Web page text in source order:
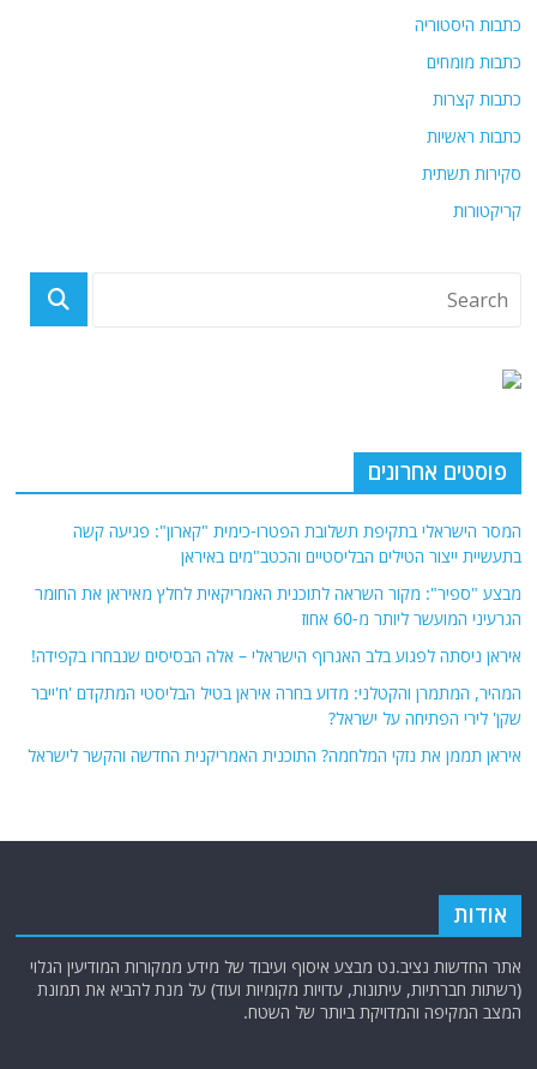
כתבות היסטוריה
כתבות מומחים
כתבות קצרות
כתבות ראשיות
סקירות תשתית
קריקטורות
פוסטים אחרונים
המסר הישראלי בתקיפת תשלובת הפטרו-כימית "קארון": פגיעה קשה
בתעשיית ייצור הטילים הבליסטיים והכטב"מים באיראן
מבצע "ספיר": מקור השראה לתוכנית האמריקאית לחלץ מאיראן את החומר
הגרעיני המועשר ליותר מ-60 אחוז
איראן ניסתה לפגוע בלב האגרוף הישראלי – אלה הבסיסים שנבחרו בקפידה!
המהיר, המתמרן והקטלני: מדוע בחרה איראן בטיל הבליסטי המתקדם 'ח'ייבר
שקן' לירי הפתיחה על ישראל?
איראן תממן את נזקי המלחמה? התוכנית האמריקנית החדשה והקשר לישראל
אודות
אתר החדשות נציב.נט מבצע איסוף ועיבוד של מידע ממקורות המודיעין הגלוי
(רשתות חברתיות, עיתונות, עדויות מקומיות ועוד) על מנת להביא את תמונת
המצב המקיפה והמדויקת ביותר של השטח.